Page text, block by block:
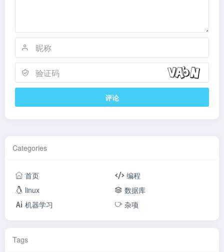
评论
Categories
首页
编程
linux
数据库
机器学习
杂项
Tags